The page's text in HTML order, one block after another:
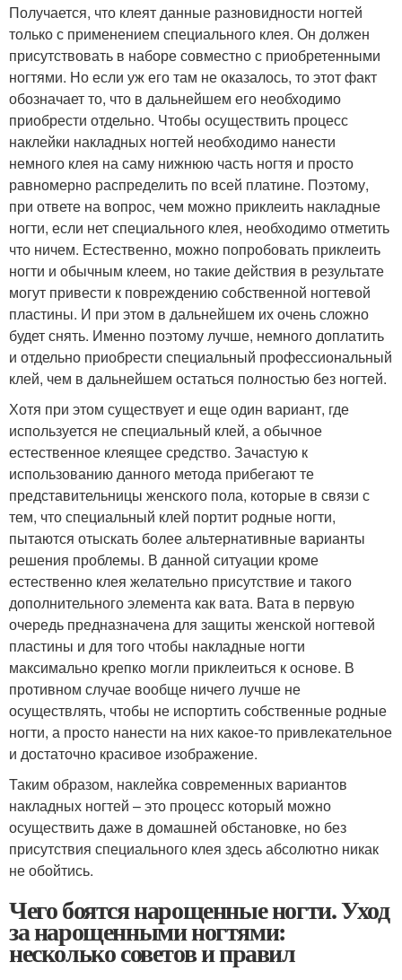
Получается, что клеят данные разновидности ногтей
только с применением специального клея. Он должен
присутствовать в наборе совместно с приобретенными
ногтями. Но если уж его там не оказалось, то этот факт
обозначает то, что в дальнейшем его необходимо
приобрести отдельно. Чтобы осуществить процесс
наклейки накладных ногтей необходимо нанести
немного клея на саму нижнюю часть ногтя и просто
равномерно распределить по всей платине. Поэтому,
при ответе на вопрос, чем можно приклеить накладные
ногти, если нет специального клея, необходимо отметить
что ничем. Естественно, можно попробовать приклеить
ногти и обычным клеем, но такие действия в результате
могут привести к повреждению собственной ногтевой
пластины. И при этом в дальнейшем их очень сложно
будет снять. Именно поэтому лучше, немного доплатить
и отдельно приобрести специальный профессиональный
клей, чем в дальнейшем остаться полностью без ногтей.
Хотя при этом существует и еще один вариант, где
используется не специальный клей, а обычное
естественное клеящее средство. Зачастую к
использованию данного метода прибегают те
представительницы женского пола, которые в связи с
тем, что специальный клей портит родные ногти,
пытаются отыскать более альтернативные варианты
решения проблемы. В данной ситуации кроме
естественно клея желательно присутствие и такого
дополнительного элемента как вата. Вата в первую
очередь предназначена для защиты женской ногтевой
пластины и для того чтобы накладные ногти
максимально крепко могли приклеиться к основе. В
противном случае вообще ничего лучше не
осуществлять, чтобы не испортить собственные родные
ногти, а просто нанести на них какое-то привлекательное
и достаточно красивое изображение.
Таким образом, наклейка современных вариантов
накладных ногтей – это процесс который можно
осуществить даже в домашней обстановке, но без
присутствия специального клея здесь абсолютно никак
не обойтись.
Чего боятся нарощенные ногти. Уход
за нарощенными ногтями:
несколько советов и правил